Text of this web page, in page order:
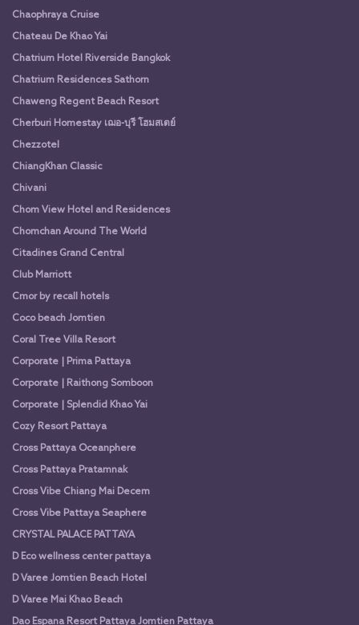
Chaophraya Cruise
Chateau De Khao Yai
Chatrium Hotel Riverside Bangkok
Chatrium Residences Sathorn
Chaweng Regent Beach Resort
Cherburi Homestay เฌอ-บุรี โฮมสเตย์
Chezzotel
ChiangKhan Classic
Chivani
Chom View Hotel and Residences
Chomchan Around The World
Citadines Grand Central
Club Marriott
Cmor by recall hotels
Coco beach Jomtien
Coral Tree Villa Resort
Corporate | Prima Pattaya
Corporate | Raithong Somboon
Corporate | Splendid Khao Yai
Cozy Resort Pattaya
Cross Pattaya Oceanphere
Cross Pattaya Pratamnak
Cross Vibe Chiang Mai Decem
Cross Vibe Pattaya Seaphere
CRYSTAL PALACE PATTAYA
D Eco wellness center pattaya
D Varee Jomtien Beach Hotel
D Varee Mai Khao Beach
Dao Espana Resort Pattaya Jomtien Pattaya